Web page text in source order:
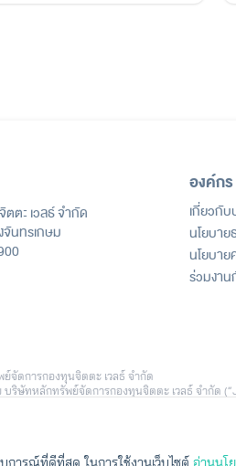
ตะ เวลธ์ จำกัด
นทรเกษม
องค์กร
เกี่ยวกับ
นโยบา
นโยบา
ร่วมงาน
จัดการกองทุนจิตตะ เวลธ์ จำกัด
บริษัทหลักทรัพย์จัดการกองทุนจิตตะ เวลธ์ จำกัด
อมูลวิเคราะห์จาก บริษัท จิตตะ ดอท คอม จำกัด
กฏบนเว็บไซต์นี้ อาจอ้างอิงจากข้อมูลในอดีตหรื
ยงจากอัตราแลกเปลี่ยนในกรณีลงทุนในต่างประ
ช่วง โดยตัวอย่างข้อมูลหรือประสบการณ์การลง
การณ์ที่ดีที่สุด ในการใช้งานเว็บไซต์ อ่านนโ